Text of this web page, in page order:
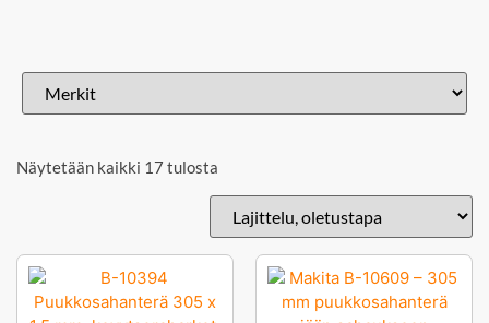
Näytetään kaikki 17 tulosta